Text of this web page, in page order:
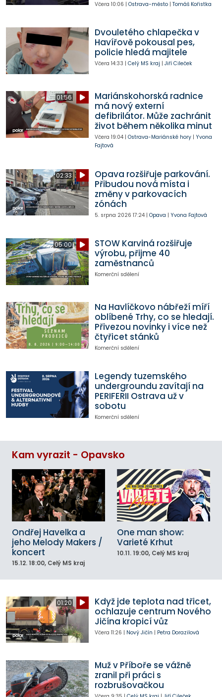
Včera 10:06 | Ostrava-město| Tomáš Kořistka
Dvouletého chlapečka v
Havířově pokousal pes,
policie hledá majitele
Včera 14:33 | Celý MS kraj | Jiří Cileček
01:56
Mariánskohorská radnice
má nový externí
defibrilátor. Může zachránit
život během několika minut
Včera 19:04| Ostrava-Mariánské hory| Yvona
Fajtová
02:33
Opava rozšiřuje parkování.
Přibudou nová místa i
změny v parkovacích
zónách
5. srpna 2026 17:24| Opava | Yvona Fajtová
05:00
STOW Karviná rozšiřuje
výrobu, přijme 40
zaměstnanců
Komerční sdělení
Na Havlíčkovo nábřeží míří
oblíbené Trhy, co se hledají.
Přivezou novinky i více než
čtyřicet stánků
Komerční sdělení
Legendy tuzemského
undergroundu zavítají na
PERIFERII Ostrava už v
sobotu
Komerční sdělení
Kam vyrazit - Opavsko
Ondřej Havelka a
jeho Melody Makers /
koncert
15.12. 18:00, Celý MS kraj
One man show:
Varieté Krhut
10.11. 19:00, Celý MS kraj
01:20
Když jde teplota nad třicet,
ochlazuje centrum Nového
Jičína kropicí vůz
Včera 11:26 | Nový Jičín | Petra Dorazilová
Muž v Příboře se vážně
zranil při práci s
rozbrušovačkou